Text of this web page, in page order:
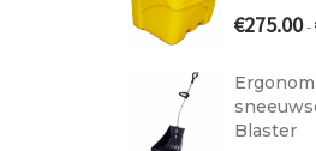
€275.00-
Blaster